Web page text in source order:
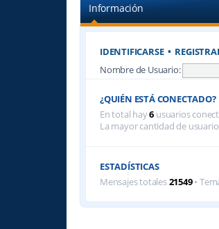
Información
IDENTIFICARSE•
Nombre de Usuario:
¿QUIÉN ESTÁ CONECTADO?
En total hay6 usuarios
La mayor cantidad de
ESTADÍSTICAS
Mensajes totales21549•